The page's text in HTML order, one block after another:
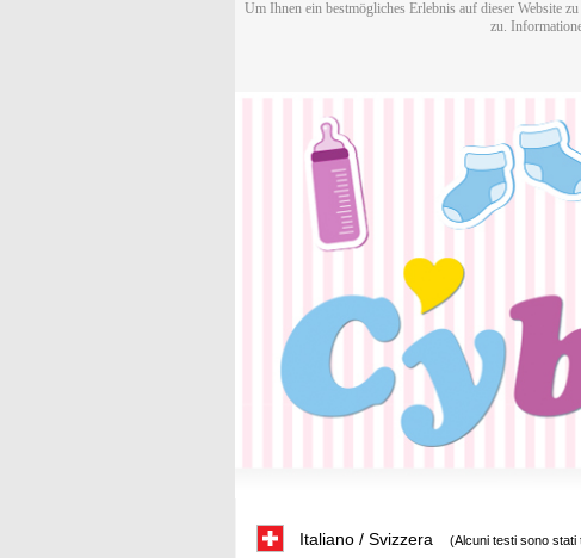
Um Ihnen ein bestmögliches Erlebnis auf dieser Website
zu.
Italiano / Svizzera (Alcuni testi sono stati